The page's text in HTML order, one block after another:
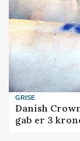
GRISE
Danish
gab er 3